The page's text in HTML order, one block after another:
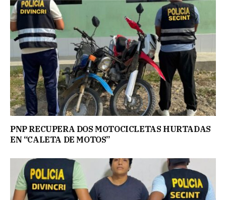
PNP RECUPERA DOS MOTOCICLETAS HURTADAS
EN “CALETA DE MOTOS”